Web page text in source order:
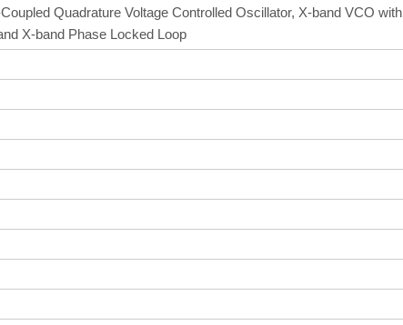
Quadrature Voltage Controlled Oscillator, X-band VCO with
X-band Phase Locked Loop